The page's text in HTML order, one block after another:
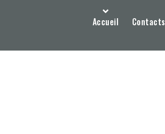
Accueil Contacts